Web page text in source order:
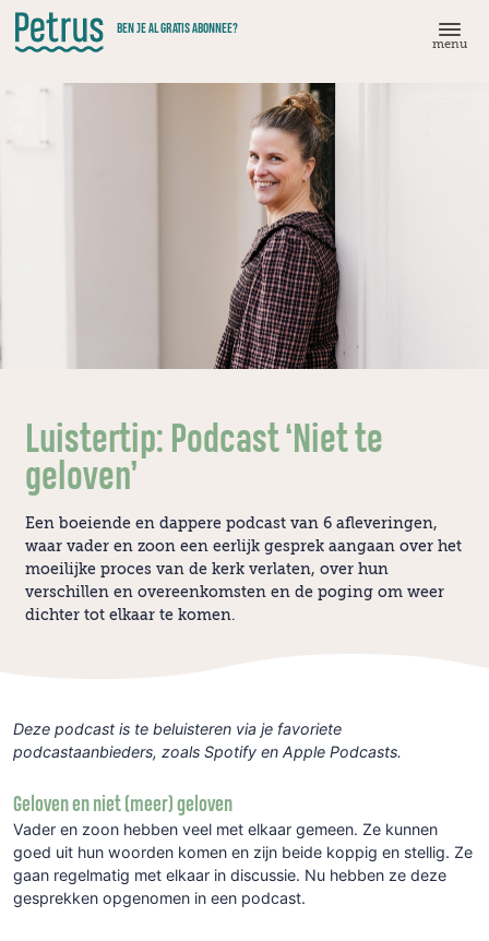
Doorgaan
naar
hoofdinhoud
BEN JE AL GRATIS ABONNEE?
menu
Luistertip: Podcast ‘Niet te
geloven’
Een boeiende en dappere podcast van 6 afleveringen,
waar vader en zoon een eerlijk gesprek aangaan over het
moeilijke proces van de kerk verlaten, over hun
verschillen en overeenkomsten en de poging om weer
dichter tot elkaar te komen.
Deze podcast is te beluisteren via je favoriete
podcastaanbieders, zoals Spotify en Apple Podcasts.
Geloven en niet (meer) geloven
Vader en zoon hebben veel met elkaar gemeen. Ze kunnen
goed uit hun woorden komen en zijn beide koppig en stellig. Ze
gaan regelmatig met elkaar in discussie. Nu hebben ze deze
gesprekken opgenomen in een podcast.